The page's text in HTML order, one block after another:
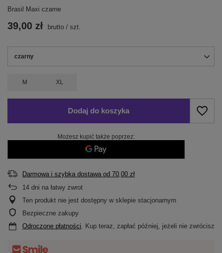
Brasil Maxi czarne
czarny
M XL
39,00 zł brutto / szt.
Dodaj do koszyka
Możesz kupić także poprzez:
Darmowa i szybka dostawa od 70,00 zł
14 dni na łatwy zwrot
Ten produkt nie jest dostępny w sklepie stacjonarnym
Bezpieczne zakupy
Odroczone płatności . Kup teraz, zapłać później, jeżeli nie zwrócisz